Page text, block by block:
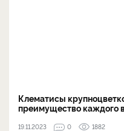
Клематисы
преимущество каждого
19.11.2023 0 1882